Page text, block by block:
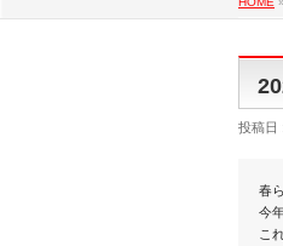
投稿日
春
今
こ